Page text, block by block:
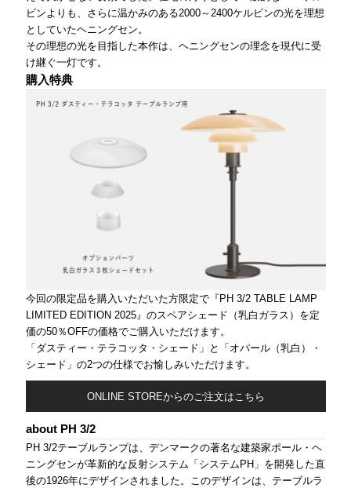
ビンよりも、さらに温かみのある2000～2400ケルビンの光を理想
としていたヘニングセン。
その理想の光を目指した本作は、ヘニングセンの理念を現代に受
け継ぐ一灯です。
購入特典
今回の限定品を購入いただいた方限定で『PH 3/2 TABLE LAMP
LIMITED EDITION 2025』のスペアシェード（乳白ガラス）を定
価の50％OFFの価格でご購入いただけます。
「ダスティー・テラコッタ・シェード」と「オパール（乳白）・
シェード」の2つの仕様でお愉しみいただけます。
ONLINE STOREからのご注文はこちら
about PH 3/2
PH 3/2テーブルランプは、デンマークの著名な建築家ポール・ヘ
ニングセンが革新的な反射システム「システムPH」を開発した直
後の1926年にデザインされました。このデザインは、テーブルラ